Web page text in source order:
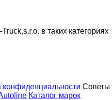
в таких категориях
конфиденциальности Советы
Каталог марок